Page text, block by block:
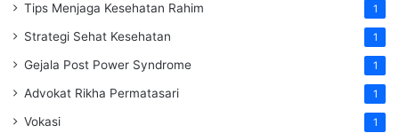
Tips Menjaga Kesehatan Rahim 1
Strategi Sehat Kesehatan 1
Gejala Post Power Syndrome 1
Advokat Rikha Permatasari 1
Vokasi 1